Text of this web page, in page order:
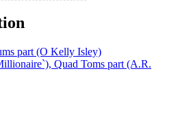
part (O Kelly Isley)
Quad Toms part (A.R.